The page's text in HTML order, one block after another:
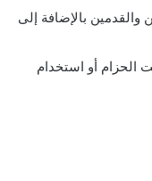
بالإضافة إلى
أو استخدام